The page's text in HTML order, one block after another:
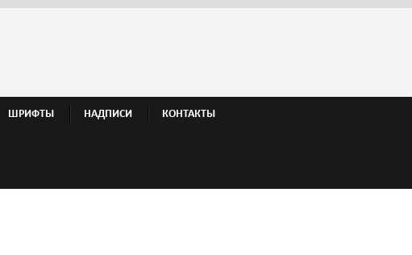
ШРИФТЫ НАДПИСИ КОНТАКТЫ